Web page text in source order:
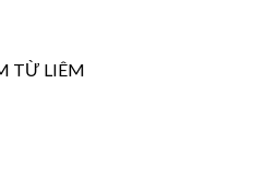
TỪ LIÊM